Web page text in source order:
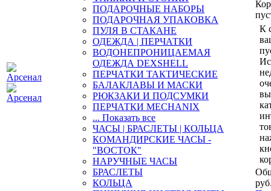
ПОДАРОЧНЫЕ НАБОРЫ
ПОДАРОЧНАЯ УПАКОВКА
ПУЛЯ В СТАКАНЕ
ОДЕЖДА | ПЕРЧАТКИ
ВОДОНЕПРОНИЦАЕМАЯ
ОДЕЖДА DEXSHELL
ПЕРЧАТКИ ТАКТИЧЕСКИЕ
БАЛАКЛАВЫ И МАСКИ
РЮКЗАКИ И ПОДСУМКИ
ПЕРЧАТКИ MECHANIX
... Показать все
ЧАСЫ | БРАСЛЕТЫ | КОЛЬЦА
КОМАНДИРСКИЕ ЧАСЫ -
"ВОСТОК"
НАРУЧНЫЕ ЧАСЫ
БРАСЛЕТЫ
КОЛЬЦА
К